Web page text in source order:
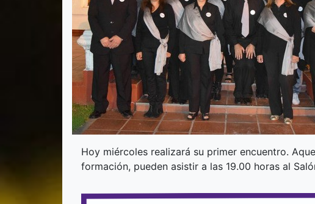
Hoy miércoles realizará su primer encuentro.
formación, pueden asistir a las 19.00 horas al